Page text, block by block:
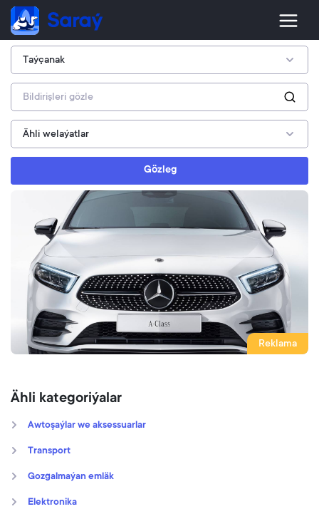
Gözleg
Reklama
Ähli kategoriýalar
Awtoşaýlar we aksessuarlar
Transport
Gozgalmaýan emläk
Elektronika